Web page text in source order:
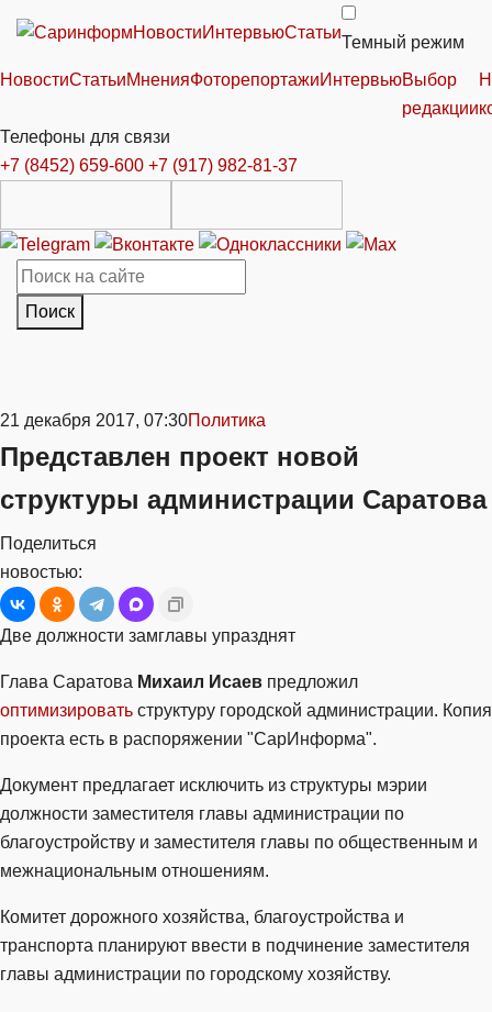
НовостиИнтервьюСтатьи
Темный режим
НовостиСтатьиМненияФоторепортажиИнтервьюВыбор
редакции
Телефоны для связи
+7 (8452) 659-600 +7 (917) 982-81-37
Поиск
21 декабря 2017, 07:30Политика
Представлен проект новой
структуры администрации Саратова
Поделиться
новостью:
Две должности замглавы упразднят
Глава Саратова Михаил Исаев предложил
оптимизировать структуру городской администрации. Копия
проекта есть в распоряжении "СарИнформа".
Документ предлагает исключить из структуры мэрии
должности заместителя главы администрации по
благоустройству и заместителя главы по общественным и
межнациональным отношениям.
Комитет дорожного хозяйства, благоустройства и
транспорта планируют ввести в подчинение заместителя
главы администрации по городскому хозяйству.